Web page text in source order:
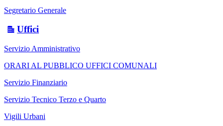
Segretario Generale
Uffici
Servizio Amministrativo
ORARI AL PUBBLICO UFFICI COMUNALI
Servizio Finanziario
Servizio Tecnico Terzo e Quarto
Vigili Urbani